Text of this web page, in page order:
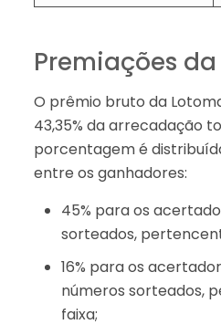
Premiações
O prêmio bruto da
43,35% da arrecadação
porcentagem é
entre os ganhadores:
45% para os
sorteados,
16% para os
números sorteados,
faixa;